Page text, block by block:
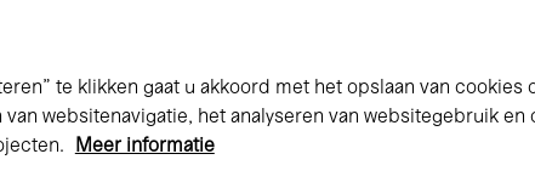
te klikken gaat u akkoord met het opslaan van cookies
websitenavigatie, het analyseren van websitegebruik en
Meer informatie